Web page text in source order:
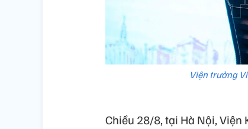
Viện trưởng
Chiều 28/8, tại Hà Nội,